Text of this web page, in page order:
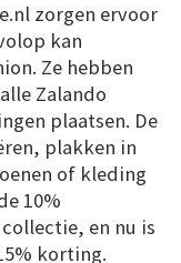
zorgen ervoor
kan
Ze hebben
Zalando
plaatsen. De
plakken in
of kleding
10%
en nu is
korting.